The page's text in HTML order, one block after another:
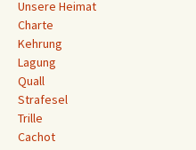
Unsere Heimat
Charte
Kehrung
Lagung
Quall
Strafesel
Trille
Cachot